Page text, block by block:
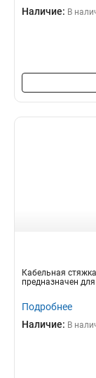
Наличие: В
Кабельная
предназначен
Подробнее
Наличие: В